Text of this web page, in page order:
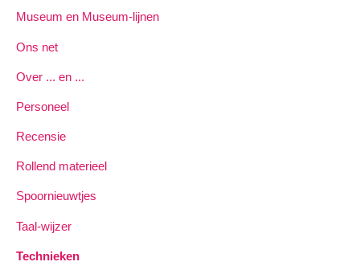
Museum en Museum-lijnen
Ons net
Over ... en ...
Personeel
Recensie
Rollend materieel
Spoornieuwtjes
Taal-wijzer
Technieken